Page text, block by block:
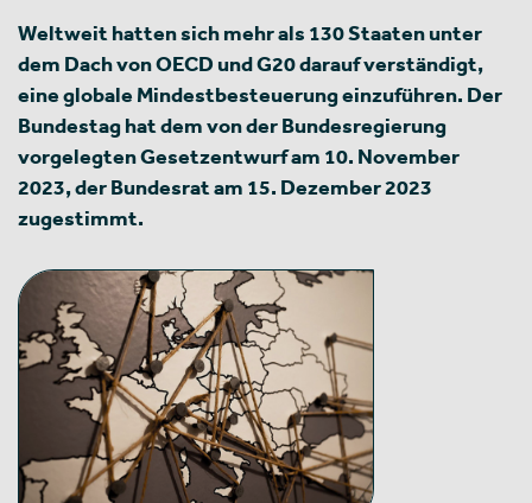
Weltweit hatten sich mehr als 130 Staaten unter
dem Dach von OECD und G20 darauf verständigt,
eine globale Mindestbesteuerung einzuführen. Der
Bundestag hat dem von der Bundesregierung
vorgelegten Gesetzentwurf am 10. November
2023, der Bundesrat am 15. Dezember 2023
zugestimmt.